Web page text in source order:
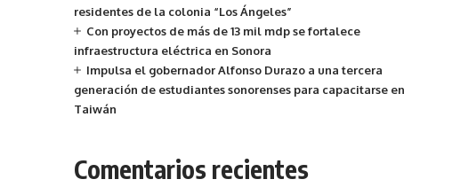
residentes de la colonia “Los Ángeles”
Con proyectos de más de 13 mil mdp se fortalece
infraestructura eléctrica en Sonora
Impulsa el gobernador Alfonso Durazo a una tercera
generación de estudiantes sonorenses para capacitarse en
Taiwán
Comentarios recientes